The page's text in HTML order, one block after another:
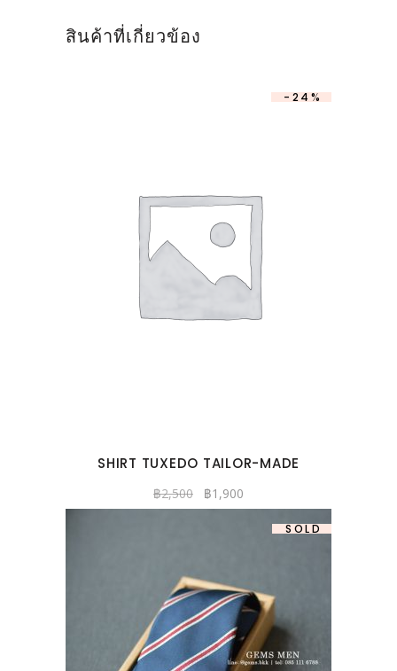
สินค้าที่เกี่ยวข้อง
-24%
SHIRT TUXEDO TAILOR-MADE
฿2,500 ฿1,900
-37%
SOLD